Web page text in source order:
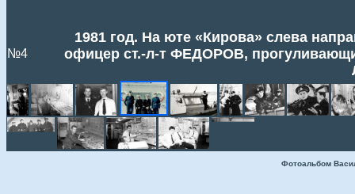
№4
1981 год. На юте «Кирова» слева
офицер ст.-л-т ФЕДОРОВ,
Фотоальбом